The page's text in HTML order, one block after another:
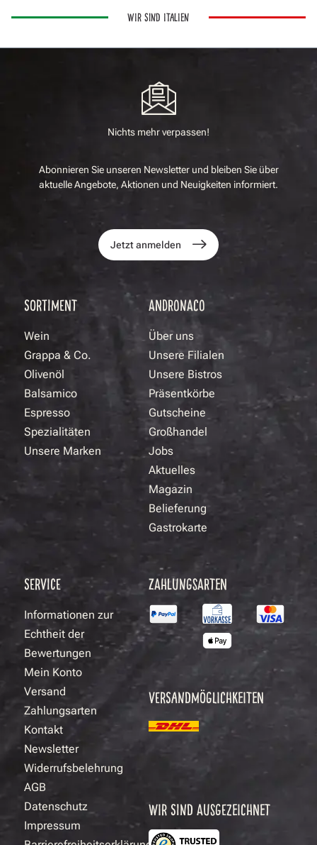
WIR SIND ITALIEN
Nichts mehr verpassen!
Abonnieren Sie unseren Newsletter und bleiben Sie über
aktuelle Angebote, Aktionen und Neuigkeiten informiert.
Jetzt anmelden
SORTIMENT
Wein
Grappa & Co.
Olivenöl
Balsamico
Espresso
Spezialitäten
Unsere Marken
ANDRONACO
Über uns
Unsere Filialen
Unsere Bistros
Präsentkörbe
Gutscheine
Großhandel
Jobs
Aktuelles
Magazin
Belieferung
Gastrokarte
SERVICE
Informationen zur
Echtheit der
Bewertungen
Mein Konto
Versand
Zahlungsarten
Kontakt
Newsletter
Widerrufsbelehrung
AGB
Datenschutz
Impressum
ZAHLUNGSARTEN
VERSANDMÖGLICHKEITEN
WIR SIND AUSGEZEICHNET